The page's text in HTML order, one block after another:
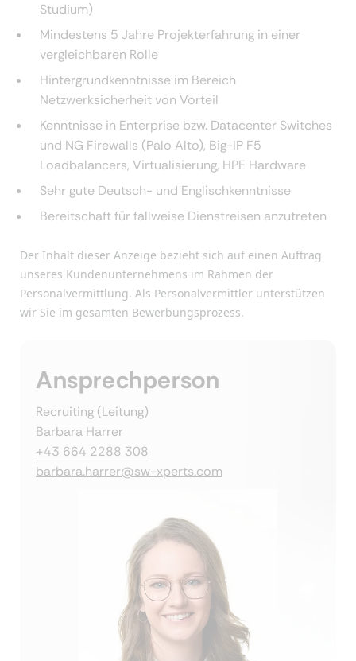
Studium)
Mindestens 5 Jahre Projekterfahrung in einer
vergleichbaren Rolle
Hintergrundkenntnisse im Bereich
Netzwerksicherheit von Vorteil
Kenntnisse in Enterprise bzw. Datacenter Switches
und NG Firewalls (Palo Alto), Big-IP F5
Loadbalancers, Virtualisierung, HPE Hardware
Sehr gute Deutsch- und Englischkenntnisse
Bereitschaft für fallweise Dienstreisen anzutreten
Der Inhalt dieser Anzeige bezieht sich auf einen Auftrag
unseres Kundenunternehmens im Rahmen der
Personalvermittlung. Als Personalvermittler unterstützen
wir Sie im gesamten Bewerbungsprozess.
Ansprechperson
Recruiting (Leitung)
Barbara Harrer
+43 664 2288 308
barbara.harrer@sw-xperts.com